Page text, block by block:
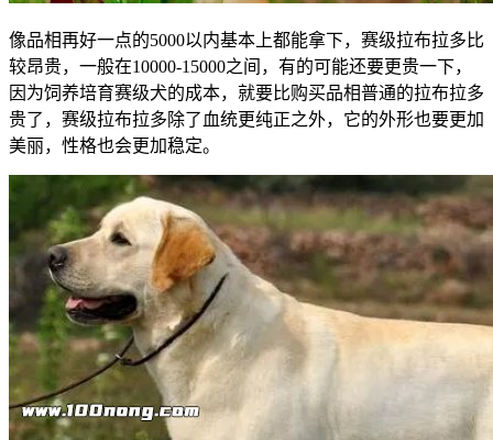
像品相再好一点的5000以内基本上都能拿下，赛级拉布拉多比
较昂贵，一般在10000-15000之间，有的可能还要更贵一下，
因为饲养培育赛级犬的成本，就要比购买品相普通的拉布拉多
贵了，赛级拉布拉多除了血统更纯正之外，它的外形也要更加
美丽，性格也会更加稳定。